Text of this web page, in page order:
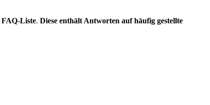
FAQ-Liste. Diese enthält Antworten auf häufig gestellte